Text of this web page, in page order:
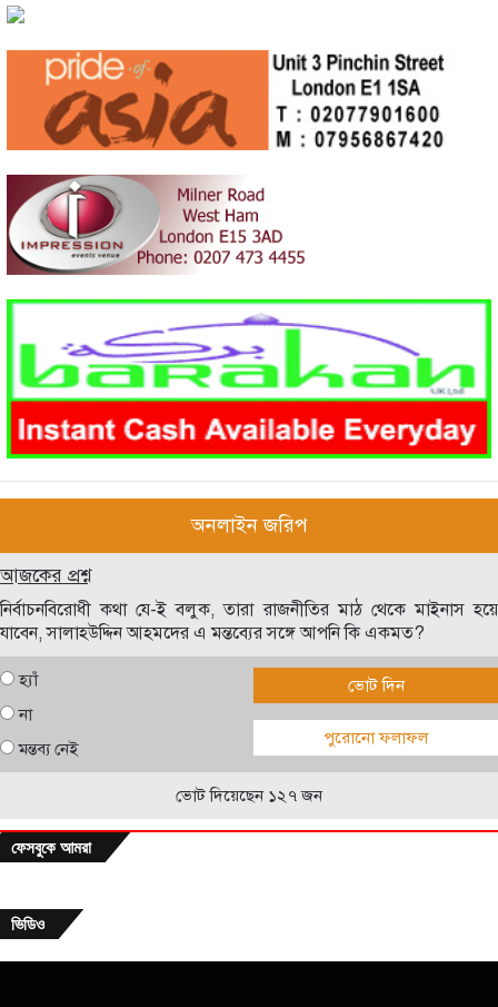
অনলাইন জরিপ
আজকের প্রশ্ন
নির্বাচনবিরোধী কথা যে-ই বলুক, তারা রাজনীতির মাঠ থেকে মাইনাস হয়ে
যাবেন, সালাহউদ্দিন আহমদের এ মন্তব্যের সঙ্গে আপনি কি একমত?
হ্যাঁ
না
মন্তব্য নেই
ভোট দিন
পুরোনো ফলাফল
ভোট দিয়েছেন ১২৭ জন
ফেসবুকে আমরা
ভিডিও